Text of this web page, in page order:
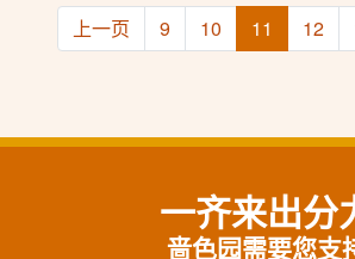
上一页 9 10 11 12
一齐来出分
啬色园需要您支